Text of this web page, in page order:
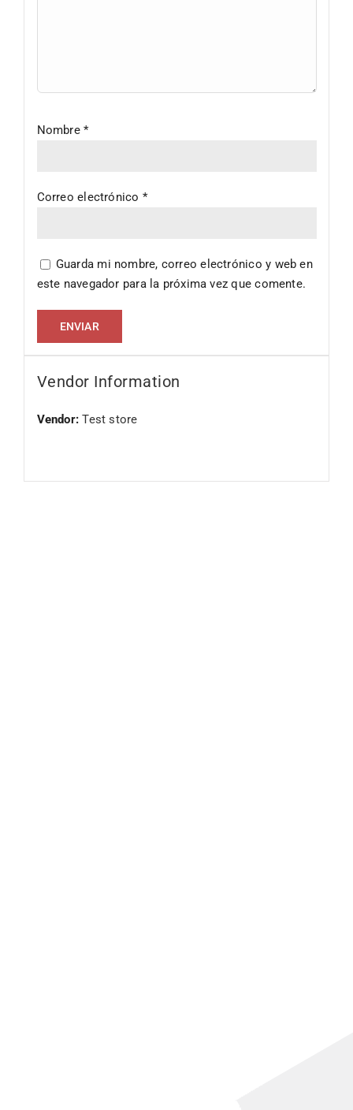
Nombre*
Correo electrónico *
Guarda mi nombre, correo electrónico y web en
este navegador para la próxima vez que comente.
Vendor Information
Vendor:Test store